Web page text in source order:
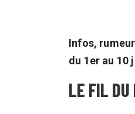
Infos,
du 1er au 10
LE FIL DU